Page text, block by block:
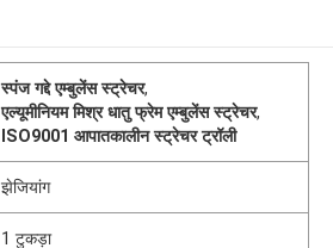
स्पंज गद्दे एम्बुलेंस स्ट्रेचर,
एल्यूमीनियम मिश्र धातु फ्रेम एम्बुलेंस स्ट्रेचर,
ISO9001 आपातकालीन स्ट्रेचर ट्रॉली
झेजियांग
1 टुकड़ा